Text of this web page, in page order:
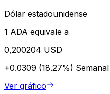
Dólar estadounidense
1 ADA equivale a
0,200204 USD
+0.0309 (18.27%) Semanal
Ver gráfico